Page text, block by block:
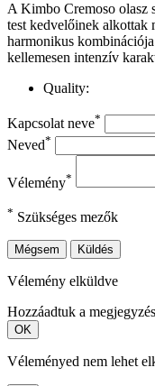
A Kimbo Cremoso olasz
test kedvelőinek alkottak
harmonikus
kellemesen intenzív
Quality:
Kapcsolat neve*
Neved*
Vélemény*
* Szükséges mezők
Mégsem Küldés
Vélemény elküldve
Hozzáadtuk a
OK
Véleményed nem lehet